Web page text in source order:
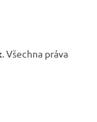
. Všechna práva